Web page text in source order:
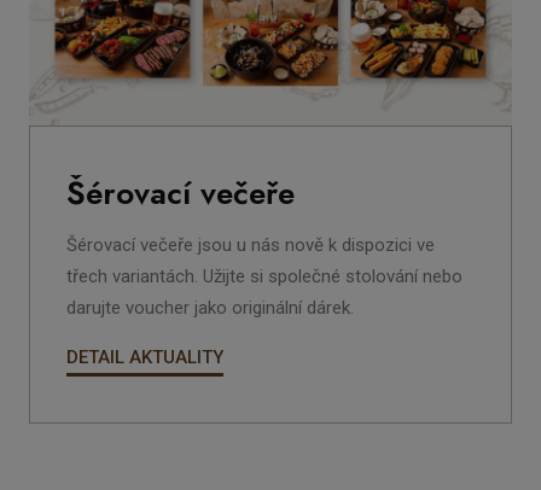
Šérovací večeře
Šérovací večeře jsou u nás nově k dispozici ve
třech variantách. Užijte si společné stolování nebo
darujte voucher jako originální dárek.
DETAIL AKTUALITY